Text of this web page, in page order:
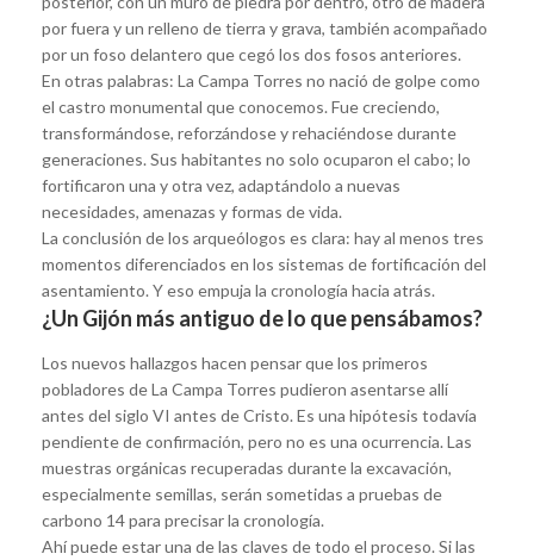
por fuera y un relleno de tierra y grava, también acompañado
por un foso delantero que cegó los dos fosos anteriores.
En otras palabras: La Campa Torres no nació de golpe como
el castro monumental que conocemos. Fue creciendo,
transformándose, reforzándose y rehaciéndose durante
generaciones. Sus habitantes no solo ocuparon el cabo; lo
fortificaron una y otra vez, adaptándolo a nuevas
necesidades, amenazas y formas de vida.
La conclusión de los arqueólogos es clara: hay al menos tres
momentos diferenciados en los sistemas de fortificación del
asentamiento. Y eso empuja la cronología hacia atrás.
¿Un Gijón más antiguo de lo que pensábamos?
Los nuevos hallazgos hacen pensar que los primeros
pobladores de La Campa Torres pudieron asentarse allí
antes del siglo VI antes de Cristo. Es una hipótesis todavía
pendiente de confirmación, pero no es una ocurrencia. Las
muestras orgánicas recuperadas durante la excavación,
especialmente semillas, serán sometidas a pruebas de
carbono 14 para precisar la cronología.
Ahí puede estar una de las claves de todo el proceso. Si las